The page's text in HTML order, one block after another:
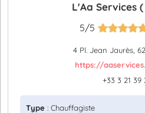
L'Aa Services (
5/5
4 Pl. Jean Jaurès,
https://
+33 3 21 39
Type : Chauffagiste